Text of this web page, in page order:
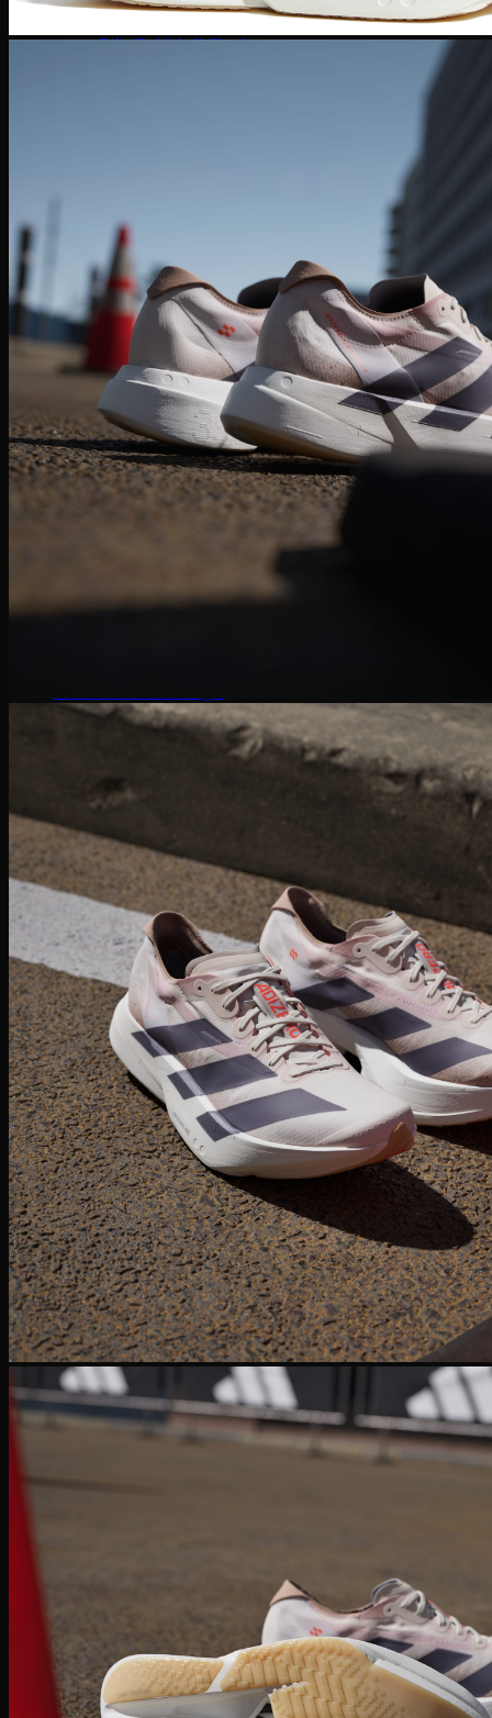
Giày Pickleball Lacoste
Giày Pickleball Skechers
Vợt Pickleball Six Zero
Vợt Pickleball Sypik
Giày Adidas
Giày Nike
Giày Jordan
Môn thể thao
Giày Retro Sneaker
Thương hiệu khác
Adidas Original
Adidas XLG
Adidas Samba
Adidas Harden
Ultra Boost 4.0
Giày chạy Adidas
Adidas Yeezy
Yeezy 350
Yeezy Slide
Yeezy Foam Runner
Adidas NMD
NMD R1
Adidas Collab
Human Race
Adidas Y-3
Nike Air Max
Air max 1
Air max 90
Air Max 97
Air max 270
Vapormax
Giày thời trang
Nike Dunk
SB Dunk
Nike Blazer
Nike Cortez
Giày bóng rổ Nike
Lebron 20
Zoom Freak
Pegasus 41
Nike Air Zoom
Nike Tempo
Nike Zoomx